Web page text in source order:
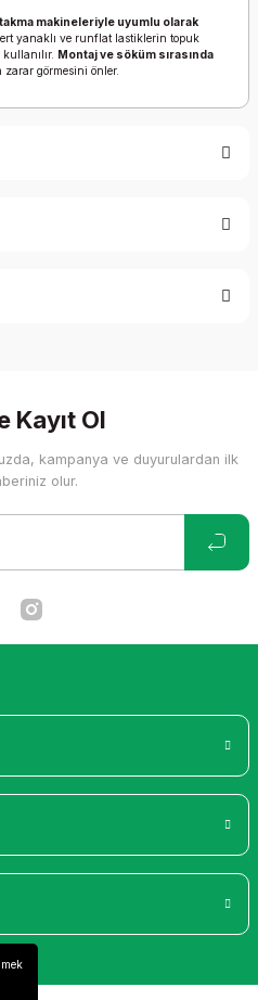
makineleriyle uyumlu olarak
yanaklı ve runflat lastiklerin topuk
Montaj ve söküm sırasında
zarar görmesini önler.
ederiz.
görüntülenemiyor.
Kayıt Ol
kampanya ve duyurulardan ilk
olur.